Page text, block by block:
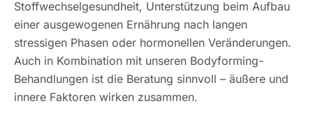
Stoffwechselgesundheit, Unterstützung beim Aufbau
einer ausgewogenen Ernährung nach langen
stressigen Phasen oder hormonellen Veränderungen.
Auch in Kombination mit unseren Bodyforming-
Behandlungen ist die Beratung sinnvoll – äußere und
innere Faktoren wirken zusammen.